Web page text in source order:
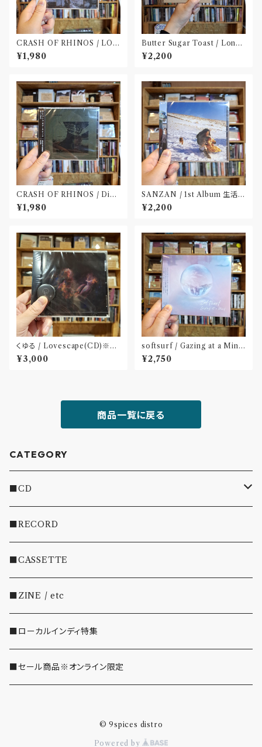
CRASH OF RHINOS / LOG
BOOK(CD)
¥1,980
Butter Sugar Toast / Long
Play I(CD)
¥2,200
CRASH OF RHINOS / Dist
al(CD)
¥1,980
SANZAN / 1st Album 生活の
名残(CD)〝静岡県三島市〟
¥2,200
くゆる / Lovescape(CD)※特
典 : 缶バッヂ
¥3,000
softsurf / Gazing at a Mind
(CD)〝名古屋〟
¥2,750
商品一覧に戻る
CATEGORY
■CD
・INDIE
・EMO/PUNK/POST HC
・SHOEGAZE/DREAMPOP/POST ROCK
・OTHER(LOUD/JUNK/RAP/ etc...)
■RECORD
■CASSETTE
■ZINE / etc
■ローカルインディ特集
■セール商品※オンライン限定
© 9spices distro
Powered by